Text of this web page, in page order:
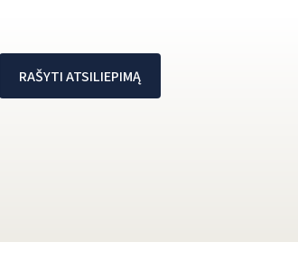
RAŠYTI ATSILIEPIMĄ